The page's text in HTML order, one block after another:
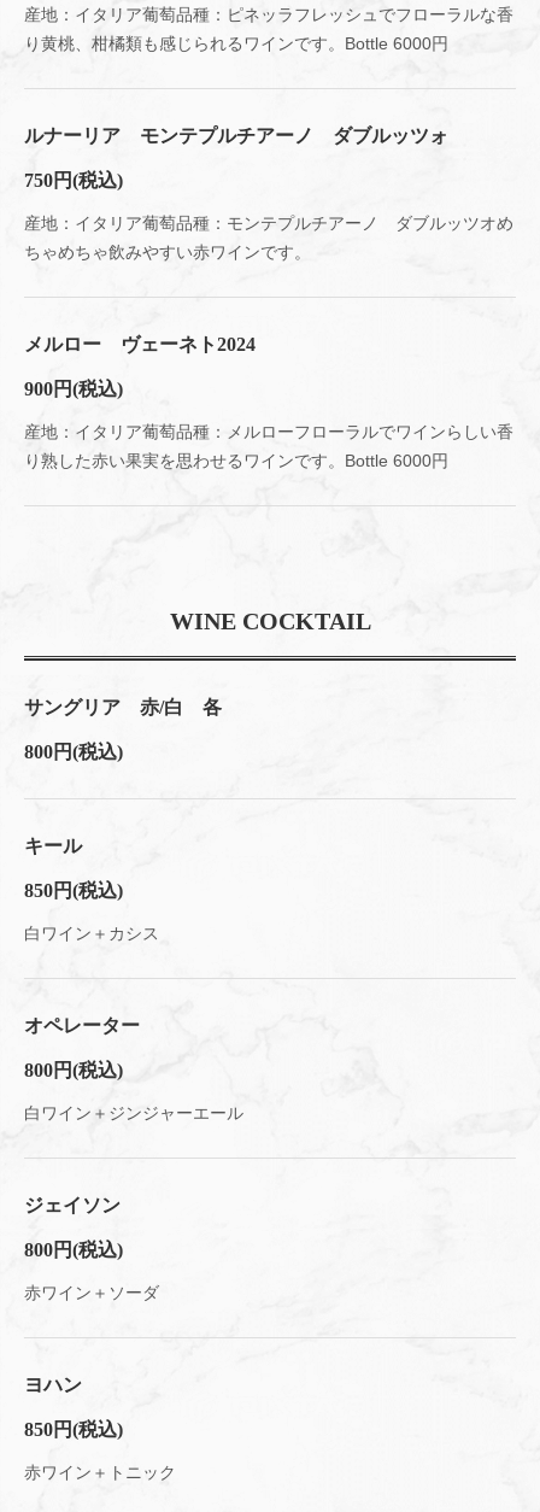
産地：イタリア葡萄品種：ピネッラフレッシュでフローラルな香
り黄桃、柑橘類も感じられるワインです。Bottle 6000円
ルナーリア モンテプルチアーノ ダブルッツォ
750円(税込)
産地：イタリア葡萄品種：モンテプルチアーノ ダブルッツオめ
ちゃめちゃ飲みやすい赤ワインです。
メルロー ヴェーネト2024
900円(税込)
産地：イタリア葡萄品種：メルローフローラルでワインらしい香
り熟した赤い果実を思わせるワインです。Bottle 6000円
WINE COCKTAIL
サングリア 赤/白 各
800円(税込)
キール
850円(税込)
白ワイン＋カシス
オペレーター
800円(税込)
白ワイン＋ジンジャーエール
ジェイソン
800円(税込)
赤ワイン＋ソーダ
ヨハン
850円(税込)
赤ワイン＋トニック